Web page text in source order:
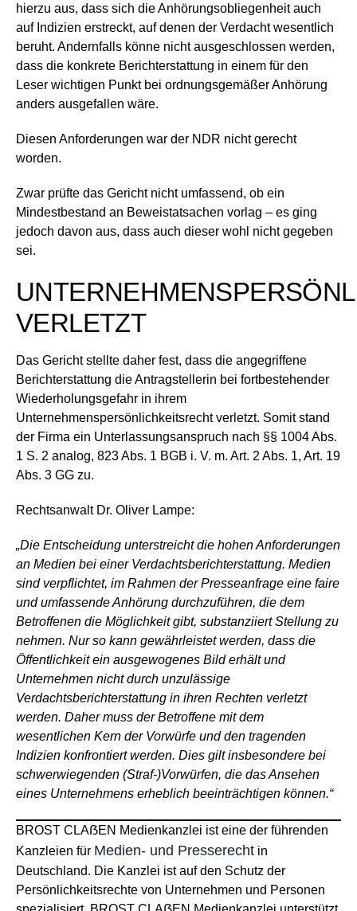
hierzu aus, dass sich die Anhörungsobliegenheit auch
auf Indizien erstreckt, auf denen der Verdacht wesentlich
beruht. Andernfalls könne nicht ausgeschlossen werden,
dass die konkrete Berichterstattung in einem für den
Leser wichtigen Punkt bei ordnungsgemäßer Anhörung
anders ausgefallen wäre.
Diesen Anforderungen war der NDR nicht gerecht
worden.
Zwar prüfte das Gericht nicht umfassend, ob ein
Mindestbestand an Beweistatsachen vorlag – es ging
jedoch davon aus, dass auch dieser wohl nicht gegeben
sei.
VERLETZT
Das Gericht stellte daher fest, dass die angegriffene
Berichterstattung die Antragstellerin bei fortbestehender
Wiederholungsgefahr in ihrem
Unternehmenspersönlichkeitsrecht verletzt. Somit stand
der Firma ein Unterlassungsanspruch nach §§ 1004 Abs.
1 S. 2 analog, 823 Abs. 1 BGB i. V. m. Art. 2 Abs. 1, Art. 19
Abs. 3 GG zu.
Rechtsanwalt Dr. Oliver Lampe:
„Die Entscheidung unterstreicht die hohen Anforderungen
an Medien bei einer Verdachtsberichterstattung. Medien
sind verpflichtet, im Rahmen der Presseanfrage eine faire
und umfassende Anhörung durchzuführen, die dem
Betroffenen die Möglichkeit gibt, substanziiert Stellung zu
nehmen. Nur so kann gewährleistet werden, dass die
Öffentlichkeit ein ausgewogenes Bild erhält und
Unternehmen nicht durch unzulässige
Verdachtsberichterstattung in ihren Rechten verletzt
werden. Daher muss der Betroffene mit dem
wesentlichen Kern der Vorwürfe und den tragenden
Indizien konfrontiert werden. Dies gilt insbesondere bei
schwerwiegenden (Straf-)Vorwürfen, die das Ansehen
eines Unternehmens erheblich beeinträchtigen können.“
BROST CLAẞEN Medienkanzlei ist eine der führenden
Kanzleien für Medien- und Presserecht in
Deutschland. Die Kanzlei ist auf den Schutz der
Persönlichkeitsrechte von Unternehmen und Personen